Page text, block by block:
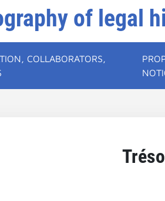
of legal
COLLABORATORS,